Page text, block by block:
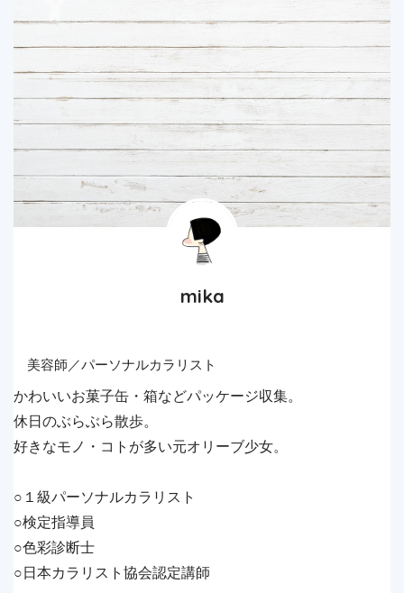
mika
美容師／パーソナルカラリスト
かわいいお菓子缶・箱などパッケージ収集。
休日のぶらぶら散歩。
好きなモノ・コトが多い元オリーブ少女。
○１級パーソナルカラリスト
○検定指導員
○色彩診断士
○日本カラリスト協会認定講師